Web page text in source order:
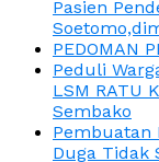
Pasien
PEDOMAN
Peduli
LSM RATU
Sembako
Pembuatan
Duga Tidak